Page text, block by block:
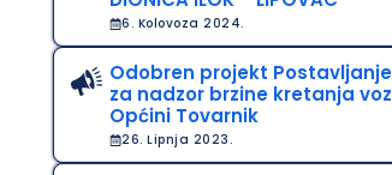
Pravo na pristup informacijama
Izjava o pristupačnosti
Pravila privatnosti
6. Kolovoza 2024.
Odobren projekt
za nadzor brzine kretanja
Općini Tovarnik
26. Lipnja 2023.